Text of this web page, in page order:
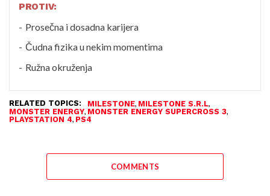
PROTIV:
Prosečna i dosadna karijera
Čudna fizika u nekim momentima
Ružna okruženja
RELATED TOPICS: MILESTONE, MILESTONE S.R.L,
MONSTER ENERGY, MONSTER ENERGY SUPERCROSS 3,
PLAYSTATION 4, PS4
COMMENTS